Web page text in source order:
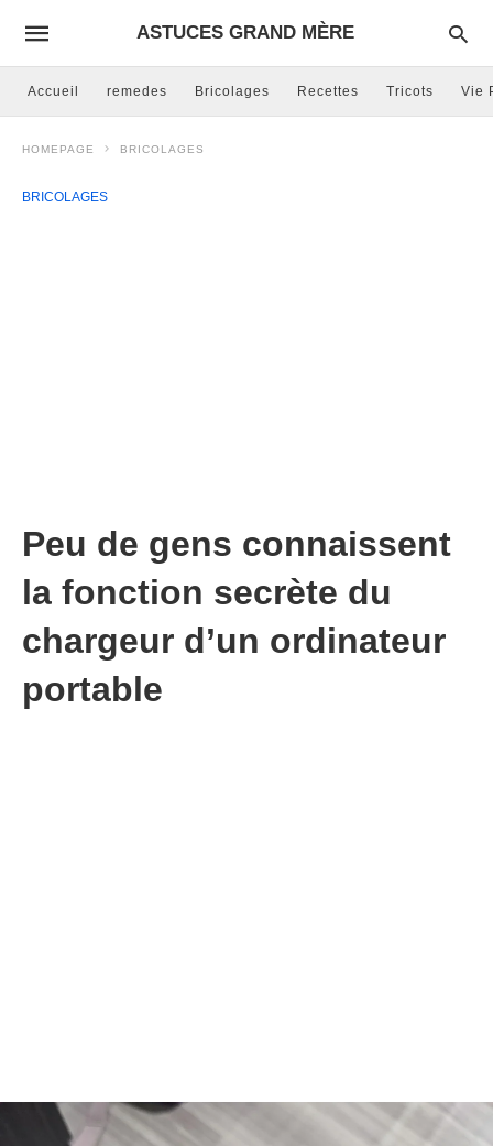
ASTUCES GRAND MÈRE
Accueil remedes Bricolages Recettes Tricots Vie
HOMEPAGE BRICOLAGES
BRICOLAGES
Peu de gens connaissent
la fonction secrète du
chargeur d’un ordinateur
portable